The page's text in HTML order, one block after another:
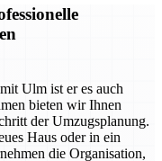
Ulm ist er es auch
bieten wir Ihnen
der Umzugsplanung.
Haus oder in ein
die Organisation,